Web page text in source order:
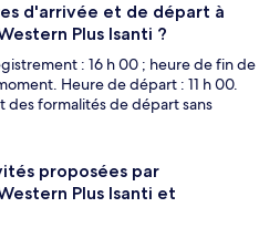
d'arrivée et de départ à
Plus Isanti ?
: 16 h 00 ; heure de fin de
Heure de départ : 11 h 00.
des formalités de départ sans
proposées par
Plus Isanti et